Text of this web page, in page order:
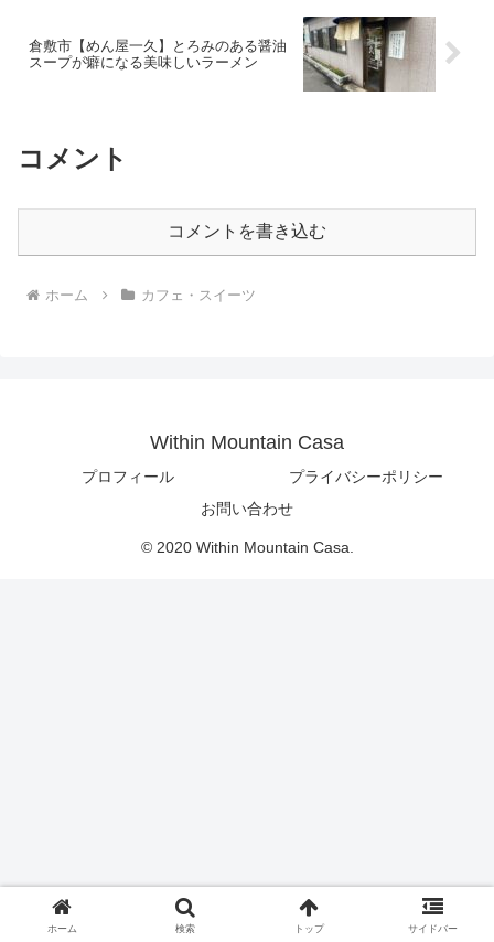
倉敷市【めん屋一久】とろみのある醤油
スープが癖になる美味しいラーメン
コメント
コメントを書き込む
ホーム カフェ・スイーツ
Within Mountain Casa
プロフィール
プライバシーポリシー
お問い合わせ
© 2020 Within Mountain Casa.
ホーム 検索 トップ サイドバー